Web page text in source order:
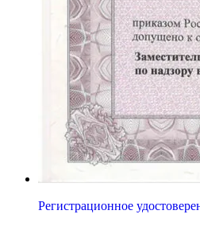
Регистрационное